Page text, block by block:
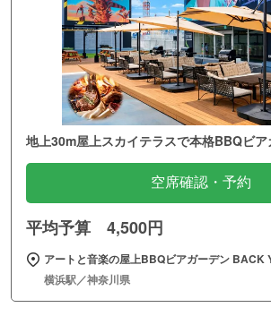
地上30m屋上スカイテラスで本格BBQビ
空席確認・予約
平均予算 4,500円
アートと音楽の屋上BBQビアガーデン BACK
横浜駅／神奈川県